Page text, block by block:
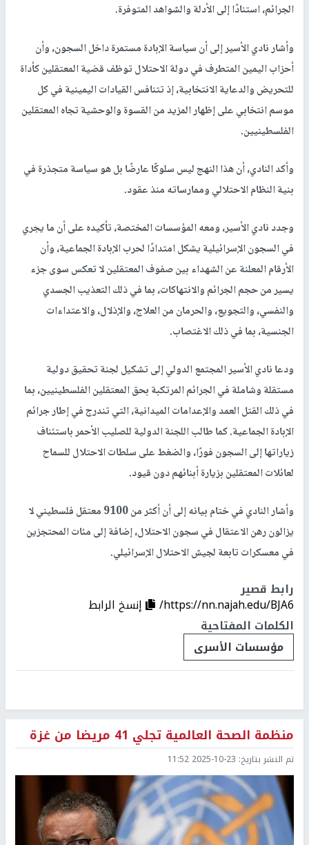
الجرائم، استنادًا إلى الأدلة والشواهد المتوفرة.
وأشار نادي الأسير إلى أن سياسة الإبادة مستمرة داخل السجون، وأن
أحزاب اليمين المتطرف في دولة الاحتلال توظف قضية المعتقلين كأداة
للتحريض والدعاية الانتخابية، إذ تتنافس القيادات اليمينية في كل
موسم انتخابي على إظهار المزيد من القسوة والوحشية تجاه المعتقلين
الفلسطينيين.
وأكد النادي، أن هذا النهج ليس سلوكًا عارضًا بل هو سياسة متجذرة في
بنية النظام الاحتلالي وممارساته منذ عقود.
وجدد نادي الأسير، ومعه المؤسسات المختصة، تأكيده على أن ما يجري
في السجون الإسرائيلية يشكل امتدادًا لحرب الإبادة الجماعية، وأن
الأرقام المعلنة عن الشهداء بين صفوف المعتقلين لا تعكس سوى جزء
يسير من حجم الجرائم والانتهاكات، بما في ذلك التعذيب الجسدي
والنفسي، والتجويع، والحرمان من العلاج، والإذلال، والاعتداءات
الجنسية، بما في ذلك الاغتصاب.
ودعا نادي الأسير المجتمع الدولي إلى تشكيل لجنة تحقيق دولية
مستقلة وشاملة في الجرائم المرتكبة بحق المعتقلين الفلسطينيين، بما
في ذلك القتل العمد والإعدامات الميدانية، التي تندرج في إطار جرائم
الإبادة الجماعية. كما طالب اللجنة الدولية للصليب الأحمر باستئناف
زياراتها إلى السجون فورًا، والضغط على سلطات الاحتلال للسماح
لعائلات المعتقلين بزيارة أبنائهم دون قيود.
وأشار النادي في ختام بيانه إلى أن أكثر من 9100 معتقل فلسطيني لا
يزالون رهن الاعتقال في سجون الاحتلال، إضافة إلى مئات المحتجزين
في معسكرات تابعة لجيش الاحتلال الإسرائيلي.
رابط قصير
https://nn.najah.edu/BJA6/
إنسخ الرابط
الكلمات المفتاحية
مؤسسات الأسرى
منظمة الصحة العالمية تجلي 41 مريضا من غزة
تم النشر بتاريخ: 2025-10-23 11:52